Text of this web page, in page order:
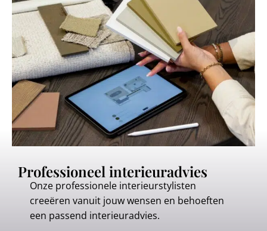
Professioneel interieuradvies
Onze professionele interieurstylisten
creeëren vanuit jouw wensen en behoeften
een passend interieuradvies.